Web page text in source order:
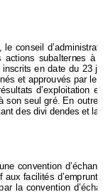
le conseil d’admin
subalternes à
inscrits en date du 23
et approuvés par le
d’exploitation et
son seul gré. En outre,
des divi dendes et la
convention
aux facilités d’emprunt
l a convention d’